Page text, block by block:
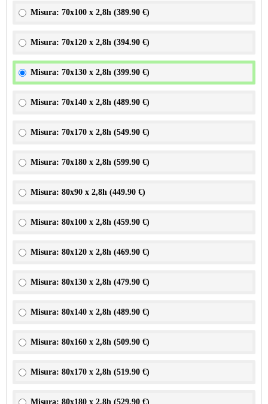
Misura: 70x100 x 2,8h (389.90 €)
Misura: 70x120 x 2,8h (394.90 €)
Misura: 70x130 x 2,8h (399.90 €)
Misura: 70x140 x 2,8h (489.90 €)
Misura: 70x170 x 2,8h (549.90 €)
Misura: 70x180 x 2,8h (599.90 €)
Misura: 80x90 x 2,8h (449.90 €)
Misura: 80x100 x 2,8h (459.90 €)
Misura: 80x120 x 2,8h (469.90 €)
Misura: 80x130 x 2,8h (479.90 €)
Misura: 80x140 x 2,8h (489.90 €)
Misura: 80x160 x 2,8h (509.90 €)
Misura: 80x170 x 2,8h (519.90 €)
Misura: 80x180 x 2,8h (529.90 €)